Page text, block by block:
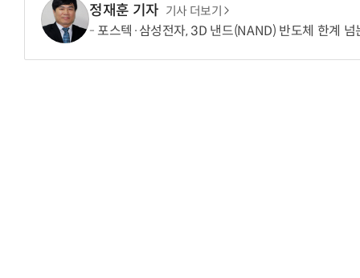
정재훈 기자 기사 더보기
포스텍·삼성전자, 3D 낸드(NAND) 반도체 한계 넘